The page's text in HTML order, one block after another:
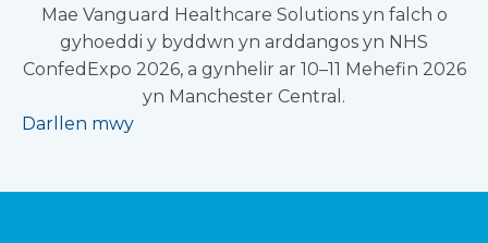
Mae Vanguard Healthcare Solutions yn falch o
gyhoeddi y byddwn yn arddangos yn NHS
ConfedExpo 2026, a gynhelir ar 10–11 Mehefin 2026
yn Manchester Central.
Darllen mwy